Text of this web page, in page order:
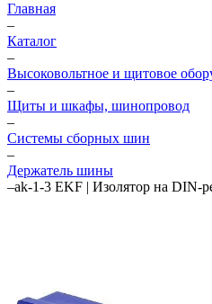
Главная
–
Каталог
–
Высоковольтное и щитовое
–
Щиты и шкафы, шинопровод
–
Системы сборных шин
–
Держатель шины
–ak-1-3 EKF | Изолятор на DIN-